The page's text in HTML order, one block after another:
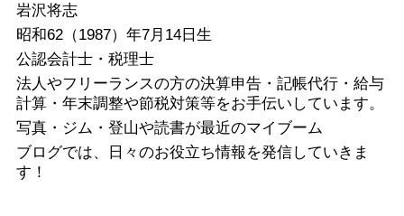
岩沢将志
昭和62（1987）年7月14日生
公認会計士・税理士
法人やフリーランスの方の決算申告・記帳代行・給与
計算・年末調整や節税対策等をお手伝いしています。
写真・ジム・登山や読書が最近のマイブーム
ブログでは、日々のお役立ち情報を発信していきま
す！